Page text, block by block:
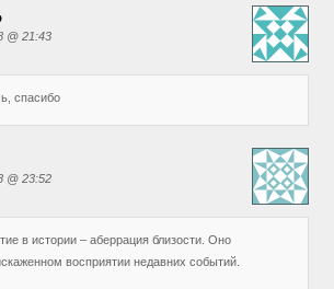
@ 21:43
спасибо
@ 23:52
в истории – аберрация близости. Оно
восприятии недавних событий.